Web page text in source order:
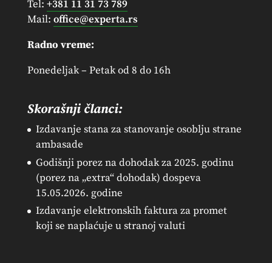
Tel: +381 11 31 73 789
Mail: office@experta.rs
Radno vreme:
Ponedeljak – Petak od 8 do 16h
Skorašnji članci:
Izdavanje stana za stanovanje osoblju strane
ambasade
Godišnji porez na dohodak za 2025. godinu
(porez na „extra“ dohodak) dospeva
15.05.2026. godine
Izdavanje elektronskih faktura za promet
koji se naplaćuje u stranoj valuti